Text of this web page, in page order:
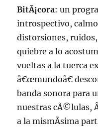
BitÃ¡cora: un
introspectivo,
distorsiones,
quiebre a lo
vueltas a la tuerca
â€œmundoâ€
banda sonora para
nuestras cÃ©lulas,
a la mismÃ­sima